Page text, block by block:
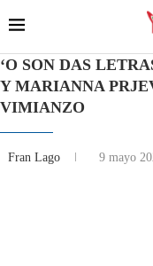
‘O SON DAS
Y MARIANNA
VIMIANZO
Fran Lago 9 mayo